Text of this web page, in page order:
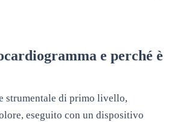
e perché è
strumentale di primo livello,
eseguito con un dispositivo